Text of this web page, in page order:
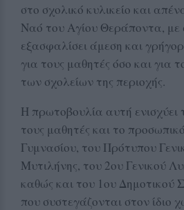
στο σχολικό κυλικείο και
Ναό του Αγίου Θεράποντα, με
εξασφαλίσει άμεση και
για τους μαθητές όσο και για
των σχολείων της περιοχής.
Η πρωτοβουλία αυτή ενισχύει
τους μαθητές και το
Γυμνασίου, του Πρότυπου
Μυτιλήνης, του 2ου Γενικού
καθώς και του 1ου Δημοτικού
που συστεγάζονται στον